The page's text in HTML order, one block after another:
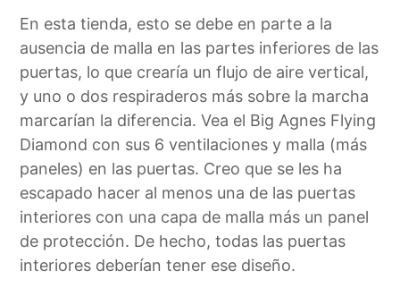
En esta tienda, esto se debe en parte a la
ausencia de malla en las partes inferiores de las
puertas, lo que crearía un flujo de aire vertical,
y uno o dos respiraderos más sobre la marcha
marcarían la diferencia. Vea el Big Agnes Flying
Diamond con sus 6 ventilaciones y malla (más
paneles) en las puertas. Creo que se les ha
escapado hacer al menos una de las puertas
interiores con una capa de malla más un panel
de protección. De hecho, todas las puertas
interiores deberían tener ese diseño.